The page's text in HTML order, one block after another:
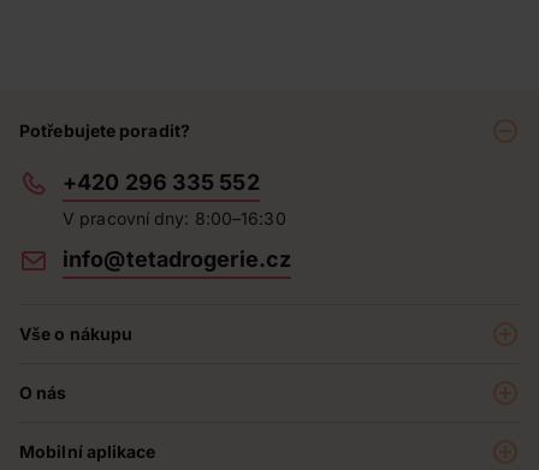
Potřebujete poradit?
+420 296 335 552
V pracovní dny: 8:00–16:30
info@tetadrogerie.cz
Vše o nákupu
Prodejny
O nás
Mobilní aplikace